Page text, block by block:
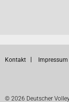
Kontakt Impressum
© 2026 Deutscher